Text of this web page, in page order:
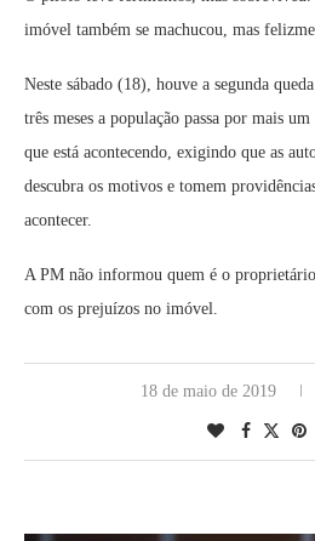
imóvel também se machucou, mas
Neste sábado (18), houve a segunda
três meses a população passa por mais
que está acontecendo, exigindo que as
descubra os motivos e tomem
acontecer.
A PM não informou quem é o
com os prejuízos no imóvel.
18 de maio de 2019